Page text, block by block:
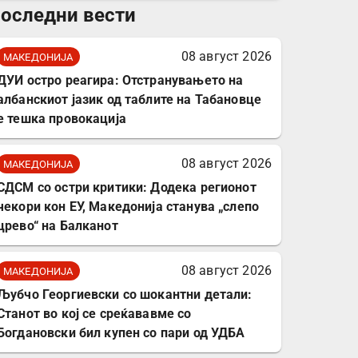
комплет за заштита на
вести
МАКЕДОНИЈА
08 август 2026
остро реагира: Отстранувањето на
јазик од таблите на Табановце
тешка провокација
МАКЕДОНИЈА
08 август 2026
со остри критики: Додека регионот
кон ЕУ, Македонија станува „слепо
на Балканот
МАКЕДОНИЈА
08 август 2026
Георгиевски со шокантни детали:
во кој се среќававме со
бил купен со пари од УДБА